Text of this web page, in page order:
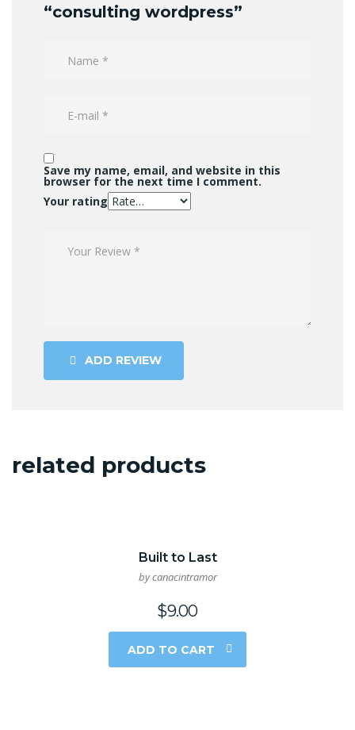
“consulting wordpress”
Save my name, email, and website in this
browser for the next time I comment.
Your rating
ADD REVIEW
related products
Built to Last
by canacintramor
$9.00
ADD TO CART